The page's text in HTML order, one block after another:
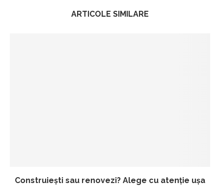
ARTICOLE SIMILARE
Construiești sau renovezi? Alege cu atenție ușa